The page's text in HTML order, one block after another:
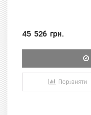
45 526 грн.
Порівняти